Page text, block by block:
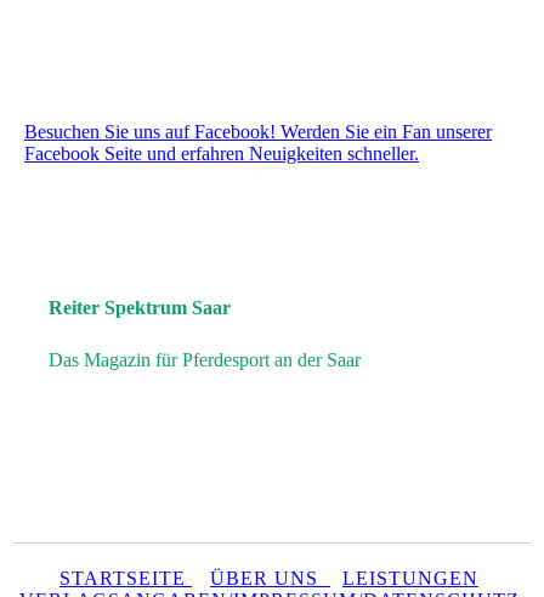
Besuchen Sie uns auf Facebook! Werden Sie ein Fan unserer
Facebook Seite und erfahren Neuigkeiten schneller.
Reiter Spektrum Saar
Das Magazin für Pferdesport an der Saar
STARTSEITE ÜBER UNS
LEISTUNGEN